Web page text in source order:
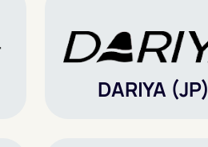
DARIYA (JP)